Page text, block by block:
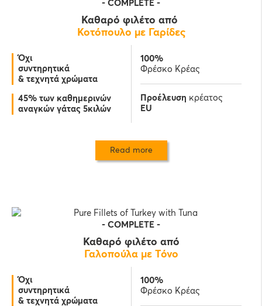
- COMPLETE -
Καθαρό φιλέτο από
Κοτόπουλο με Γαρίδες
Όχι
συντηρητικά
& τεχνητά χρώματα
45% των καθημερινών
αναγκών γάτας 5κιλών
100%
Φρέσκο Κρέας
Προέλευση κρέατος
EU
Read more
- COMPLETE -
Καθαρό φιλέτο από
Γαλοπούλα με Τόνο
Όχι
συντηρητικά
& τεχνητά χρώματα
100%
Φρέσκο Κρέας